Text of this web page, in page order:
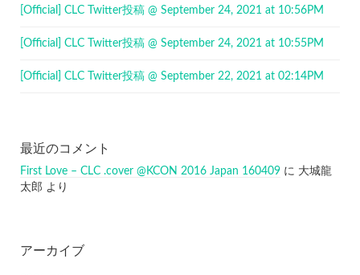
[Official] CLC Twitter投稿 @ September 24, 2021 at 10:56PM
[Official] CLC Twitter投稿 @ September 24, 2021 at 10:55PM
[Official] CLC Twitter投稿 @ September 22, 2021 at 02:14PM
最近のコメント
First Love – CLC .cover @KCON 2016 Japan 160409 に 大城龍
太郎 より
アーカイブ